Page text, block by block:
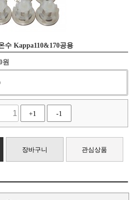
수 Kappa110&170공용
원
+1 -1
장바구니 관심상품